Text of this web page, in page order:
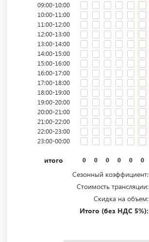
09:00-10:00
10:00-11:00
11:00-12:00
12:00-13:00
13:00-14:00
14:00-15:00
15:00-16:00
16:00-17:00
17:00-18:00
18:00-19:00
19:00-20:00
20:00-21:00
21:00-22:00
22:00-23:00
23:00-00:00
итого 0 0 0 0 0 0
Сезонный коэффициент:
Стоимость трансляции:
Скидка на объем:
Итого (без НДС 5%):